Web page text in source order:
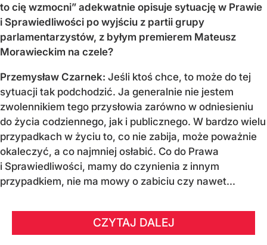
to cię wzmocni” adekwatnie opisuje sytuację w Prawie
i Sprawiedliwości po wyjściu z partii grupy
parlamentarzystów, z byłym premierem Mateusz
Morawieckim na czele?
Przemysław Czarnek: Jeśli ktoś chce, to może do tej
sytuacji tak podchodzić. Ja generalnie nie jestem
zwolennikiem tego przysłowia zarówno w odniesieniu
do życia codziennego, jak i publicznego. W bardzo wielu
przypadkach w życiu to, co nie zabija, może poważnie
okaleczyć, a co najmniej osłabić. Co do Prawa
i Sprawiedliwości, mamy do czynienia z innym
przypadkiem, nie ma mowy o zabiciu czy nawet...
CZYTAJ DALEJ